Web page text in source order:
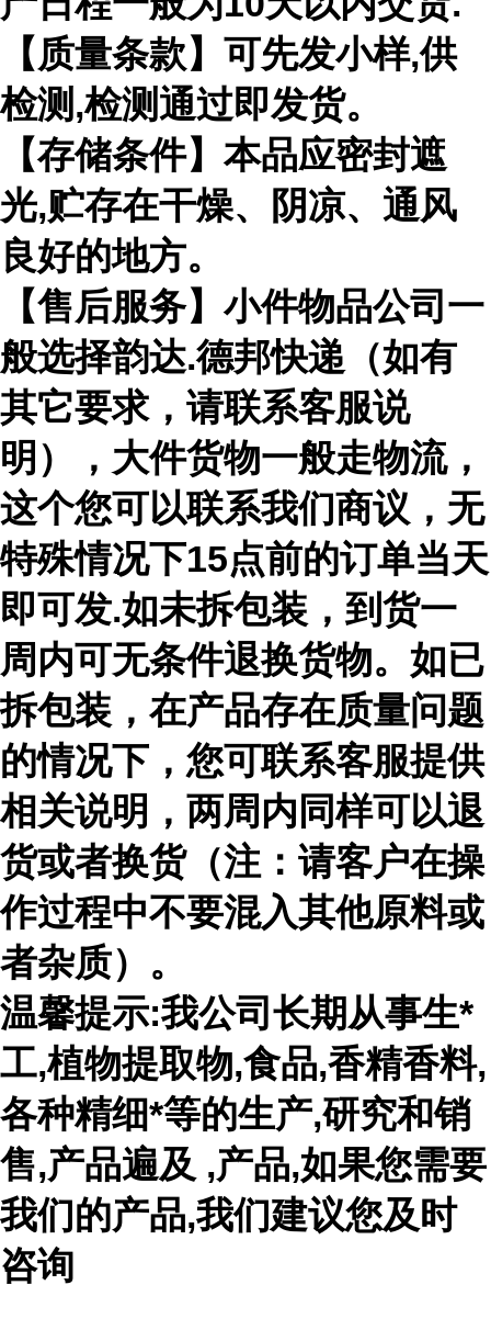
【质量条款】可先发小样,供
检测,检测通过即发货。
【存储条件】本品应密封遮
光,贮存在干燥、阴凉、通风
良好的地方。
【售后服务】小件物品公司一
般选择韵达.德邦快递（如有
其它要求，请联系客服说
明），大件货物一般走物流，
这个您可以联系我们商议，无
特殊情况下15点前的订单当天
即可发.如未拆包装，到货一
周内可无条件退换货物。如已
拆包装，在产品存在质量问题
的情况下，您可联系客服提供
相关说明，两周内同样可以退
货或者换货（注：请客户在操
作过程中不要混入其他原料或
者杂质）。
温馨提示:我公司长期从事生*
工,植物提取物,食品,香精香料,
各种精细*等的生产,研究和销
售,产品遍及 ,产品,如果您需要
我们的产品,我们建议您及时
咨询